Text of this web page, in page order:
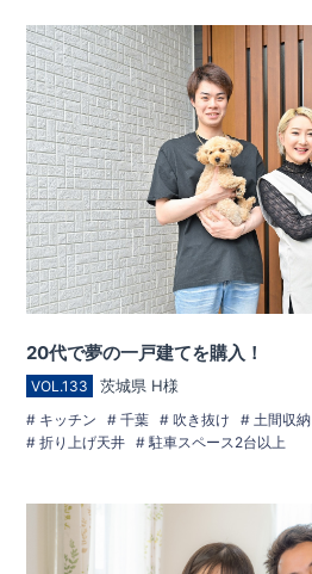
20代で夢の一戸建てを購入！
VOL.133 茨城県 H様
キッチン 千葉 吹き抜け 土間収納
折り上げ天井
駐車スペース2台以上